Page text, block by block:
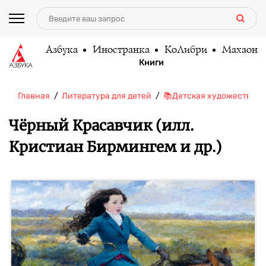
Азбука Иностранка КоЛибри Махаон
Книги
Главная Литература для детей 📚Детская
Чёрный Красавчик (илл.
Кристиан Бирмингем и др.)